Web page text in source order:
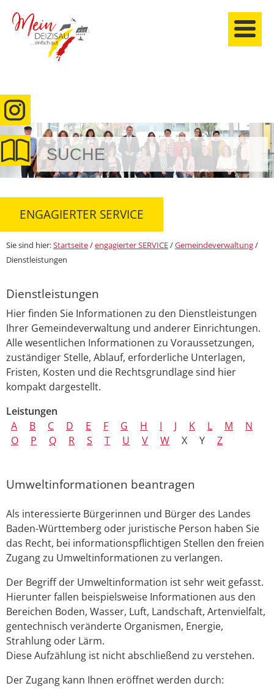
anmelden
ENGAGIERTER SERVICE
Sie sind hier:Startseite/engagierter SERVICE/Gemeindeverwaltung/
Dienstleistungen
Dienstleistungen
Hier finden Sie Informationen zu den Dienstleistungen
Ihrer Gemeindeverwaltung und anderer Einrichtungen.
Alle wesentlichen Informationen zu Voraussetzungen,
zuständiger Stelle, Ablauf, erforderliche Unterlagen,
Fristen, Kosten und die Rechtsgrundlage sind hier
kompakt dargestellt.
Leistungen
A
B C D E F G H I J K L M
N
O
P Q R S T U V W X Y Z
Umweltinformationen beantragen
Als interessierte Bürgerinnen und Bürger des Landes
Baden-Württemberg oder juristische Person haben Sie
das Recht, bei informationspflichtigen Stellen den freien
Zugang zu Umweltinformationen zu verlangen.
Der Begriff der Umweltinformation ist sehr weit gefasst.
Hierunter fallen beispielsweise Informationen aus den
Bereichen Boden, Wasser, Luft, Landschaft, Artenvielfalt,
gentechnisch veränderte Organismen, Energie,
Strahlung oder Lärm.
Diese Aufzählung ist nicht abschließend zu verstehen.
Der Zugang kann Ihnen eröffnet werden durch: